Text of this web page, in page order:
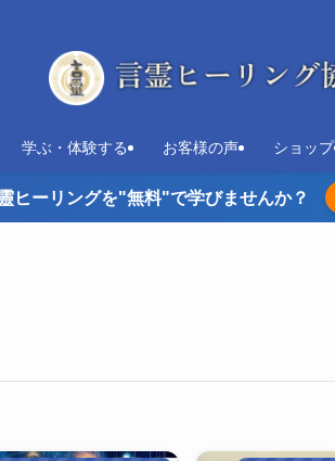
学ぶ・体験する お客様の声 ショップ
ヒーリングを"無料"で学びませんか？